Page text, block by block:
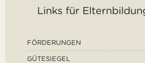
Links für
FÖRDERUNGEN
GÜTESIEGEL